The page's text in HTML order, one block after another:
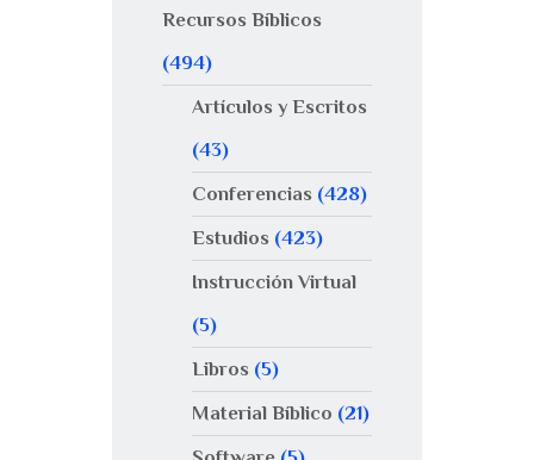
Recursos Bíblicos
(494)
Artículos y Escritos
(43)
Conferencias (428)
Estudios (423)
Instrucción Virtual
(5)
Libros (5)
Material Bíblico (21)